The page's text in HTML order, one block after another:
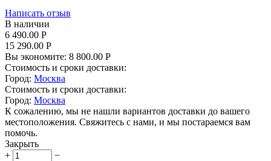
Написать отзыв
В наличии
6 490.00 Р
15 290.00 Р
Вы экономите: 8 800.00 Р
Стоимость и сроки доставки:
Город: Москва
Стоимость и сроки доставки:
Город: Москва
К сожалению, мы не нашли вариантов доставки до вашего
местоположения. Свяжитесь с нами, и мы постараемся вам
помочь.
Закрыть
+
−